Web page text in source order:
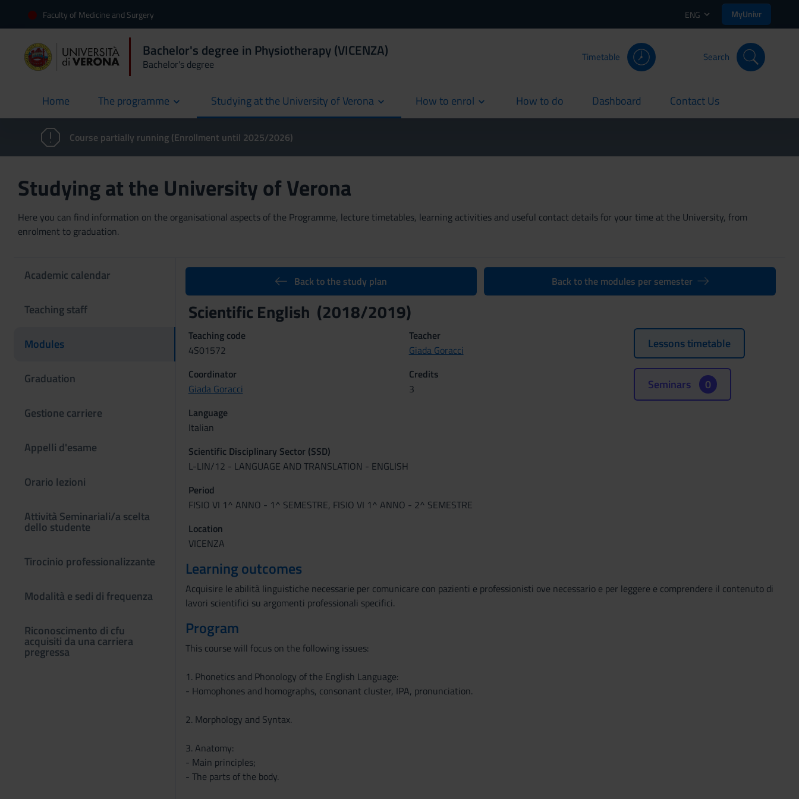
Faculty of Medicine and Surgery ENG MyUnivr
Bachelor's degree in Physiotherapy (VICENZA)
Bachelor's degree
Timetable Search
Home
current The programme Studying at the University of Verona How to enrol How to do
current Dashboard
current Contact Us
current
Course partially running (Enrollment until 2025/2026)
Studying at the University of Verona
Here you can find information on the organisational aspects of the Programme, lecture timetables, learning activities and useful contact details for your time at the University, from
enrolment to graduation.
Academic calendar
Teaching staff
Modules
Graduation
Gestione carriere
Appelli d'esame
Orario lezioni
Attività Seminariali/a scelta
dello studente
Tirocinio professionalizzante
Modalità e sedi di frequenza
Riconoscimento di cfu
acquisiti da una carriera
pregressa
Back to the study plan Back to the modules per semester
Scientific English (2018/2019)
Teaching code
4S01572
Teacher
Giada Goracci
Coordinator
Giada Goracci
Credits
3
Language
Italian
Scientific Disciplinary Sector (SSD)
L-LIN/12 - LANGUAGE AND TRANSLATION - ENGLISH
Period
FISIO VI 1^ ANNO - 1^ SEMESTRE, FISIO VI 1^ ANNO - 2^ SEMESTRE
Location
VICENZA
Lessons timetable
Seminars 0
Learning outcomes
Acquisire le abilità linguistiche necessarie per comunicare con pazienti e professionisti ove necessario e per leggere e comprendere il contenuto di
lavori scientifici su argomenti professionali specifici.
Program
This course will focus on the following issues:
1. Phonetics and Phonology of the English Language:
- Homophones and homographs, consonant cluster, IPA, pronunciation.
2. Morphology and Syntax.
3. Anatomy:
- Main principles;
- The parts of the body.